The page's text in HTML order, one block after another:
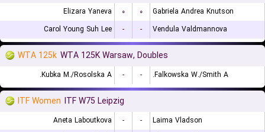
Elizara Yaneva ۰ ۰
Gabriela Andrea Knutson
Carol Young Suh Lee
- - Vendula Valdmannova
WTA 125k WTA 125K Warsaw, Doubles
Kubka M./Rosolska A. - - Falkowska W./Smith A.
ITF Women ITF W75 Leipzig
Aneta Laboutkova - -
Laima Vladson